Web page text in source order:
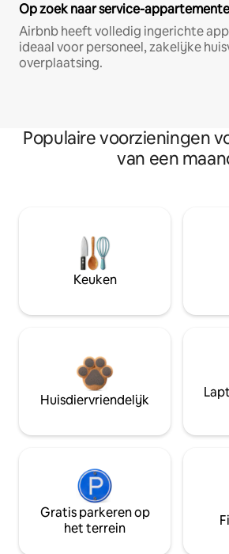
Op zoek naar service-
Airbnb heeft volledig ingerichte
ideaal voor personeel, zakelijke
overplaatsing.
Populaire voorzieningen
van een
Keuken
Huisdiervriendelijk
Gratis parkeren op
het terrein